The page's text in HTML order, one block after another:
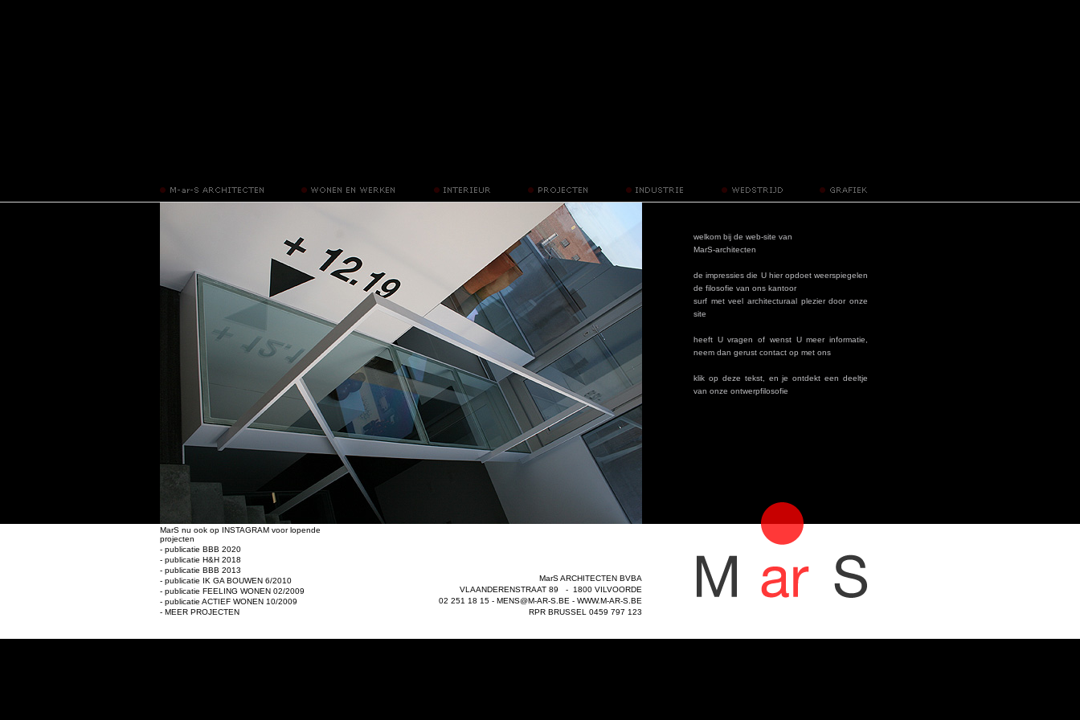
MarS nu ook op INSTAGRAM voor lopende
projecten
- publicatie BBB 2020
- publicatie H&H 2018
- publicatie BBB 2013
- publicatie IK GA BOUWEN 6/2010
- publicatie FEELING WONEN 02/2009
- publicatie ACTIEF WONEN 10/2009
- MEER PROJECTEN
MarS ARCHITECTEN BVBA
VLAANDERENSTRAAT 89 - 1800 VILVOORDE
02 251 18 15 - MENS@M-AR-S.BE - WWW.M-AR-S.BE
RPR BRUSSEL 0459 797 123